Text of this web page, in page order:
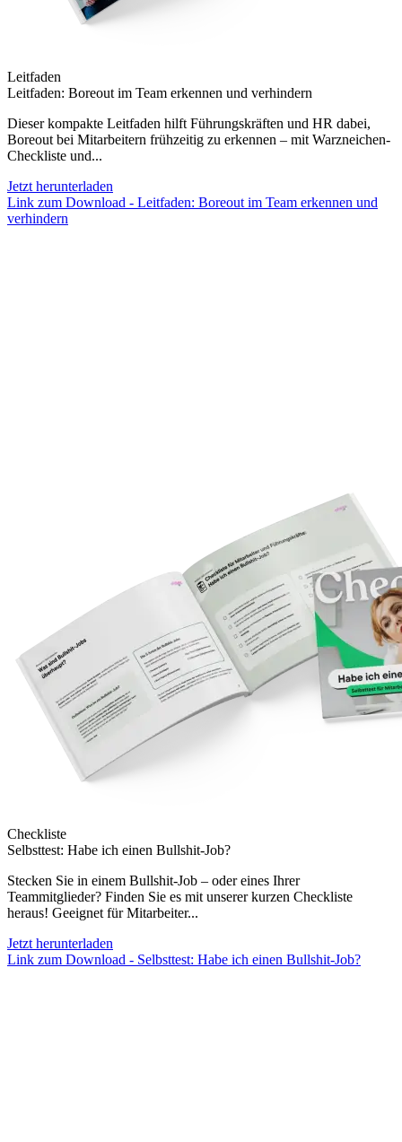
Leitfaden
Leitfaden: Boreout im Team erkennen und verhindern
Dieser kompakte Leitfaden hilft Führungskräften und HR dabei,
Boreout bei Mitarbeitern frühzeitig zu erkennen – mit Warzneichen-
Checkliste und...
Jetzt herunterladen
Link zum Download - Leitfaden: Boreout im Team erkennen und
verhindern
Checkliste
Selbsttest: Habe ich einen Bullshit-Job?
Stecken Sie in einem Bullshit-Job – oder eines Ihrer
Teammitglieder? Finden Sie es mit unserer kurzen Checkliste
heraus! Geeignet für Mitarbeiter...
Jetzt herunterladen
Link zum Download - Selbsttest: Habe ich einen Bullshit-Job?